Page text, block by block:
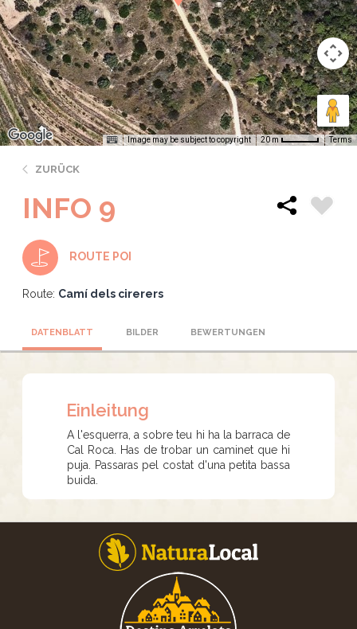
Image may be subject to copyright 20 m Terms
ZURÜCK
INFO 9
ROUTE POI
Route: Camí dels cirerers
DATENBLATT BILDER BEWERTUNGEN
Einleitung
A l'esquerra, a sobre teu hi ha la barraca de
Cal Roca. Has de trobar un caminet que hi
puja. Passaras pel costat d'una petita bassa
buida.